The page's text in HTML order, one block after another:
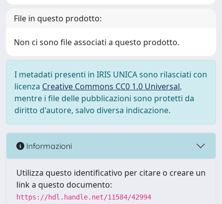
File in questo prodotto:
Non ci sono file associati a questo prodotto.
I metadati presenti in IRIS UNICA sono rilasciati con
licenza Creative Commons CC0 1.0 Universal,
mentre i file delle pubblicazioni sono protetti da
diritto d'autore, salvo diversa indicazione.
Informazioni
Utilizza questo identificativo per citare o creare un
link a questo documento:
https://hdl.handle.net/11584/42994